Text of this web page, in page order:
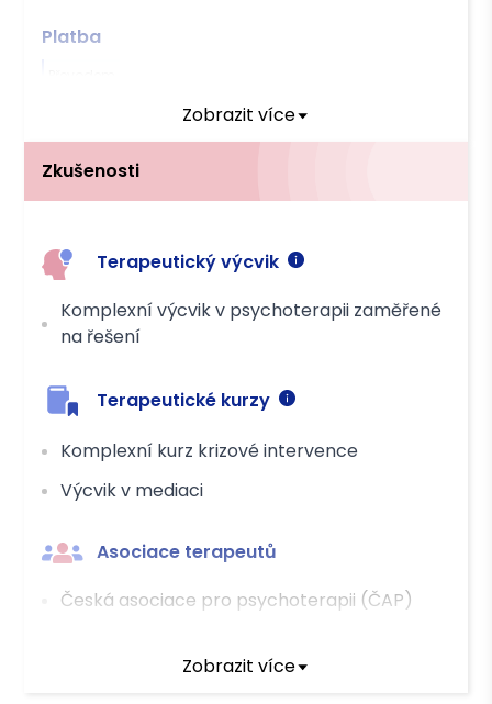
Platba
Zobrazit více
Zkušenosti
Terapeutický výcvik
Komplexní výcvik v psychoterapii zaměřené
na řešení
Terapeutické kurzy
Komplexní kurz krizové intervence
Výcvik v mediaci
Asociace terapeutů
Česká asociace pro psychoterapii (ČAP)
Zobrazit více